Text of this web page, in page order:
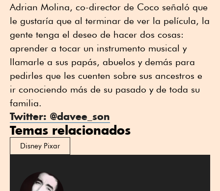
Adrian Molina, co-director de Coco señaló que
le gustaría que al terminar de ver la película, la
gente tenga el deseo de hacer dos cosas:
aprender a tocar un instrumento musical y
llamarle a sus papás, abuelos y demás para
pedirles que les cuenten sobre sus ancestros e
ir conociendo más de su pasado y de toda su
familia.
Twitter: @davee_son
Temas relacionados
Disney Pixar